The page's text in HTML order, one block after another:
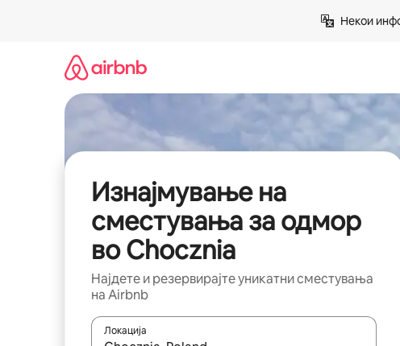
Некои
Изнајмување на
сместувања за одмор
во Chocznia
Најдете и резервирајте уникатни сместувања
на Airbnb
Локација